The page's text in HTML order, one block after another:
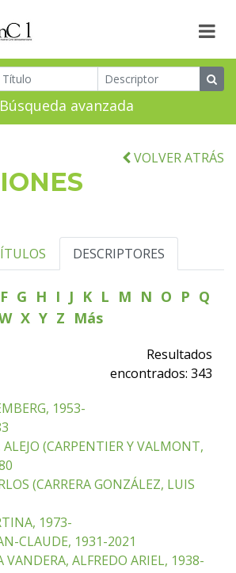
Búsqueda avanzada
VOLVER ATRÁS
DESCRIPTORES
F G H I J K L M N O P Q
X Y Z Más
Resultados
encontrados: 343
1953-
(CARPENTIER Y VALMONT,
(CARRERA GONZÁLEZ, LUIS
1973-
CLAUDE, 1931-2021
VANDERA, ALFREDO ARIEL, 1938-